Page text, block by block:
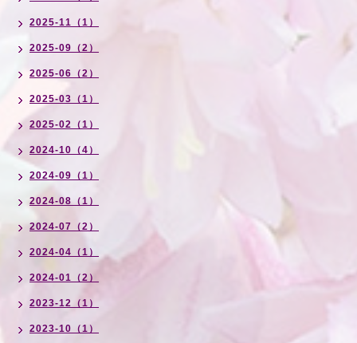
2025-11（1）
2025-09（2）
2025-06（2）
2025-03（1）
2025-02（1）
2024-10（4）
2024-09（1）
2024-08（1）
2024-07（2）
2024-04（1）
2024-01（2）
2023-12（1）
2023-10（1）